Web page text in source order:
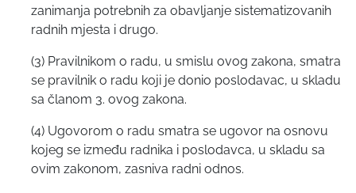
zanimanja potrebnih za obavljanje sistematizovanih
radnih mjesta i drugo.
(3) Pravilnikom o radu, u smislu ovog zakona, smatra
se pravilnik o radu koji je donio poslodavac, u skladu
sa članom 3. ovog zakona.
(4) Ugovorom o radu smatra se ugovor na osnovu
kojeg se između radnika i poslodavca, u skladu sa
ovim zakonom, zasniva radni odnos.